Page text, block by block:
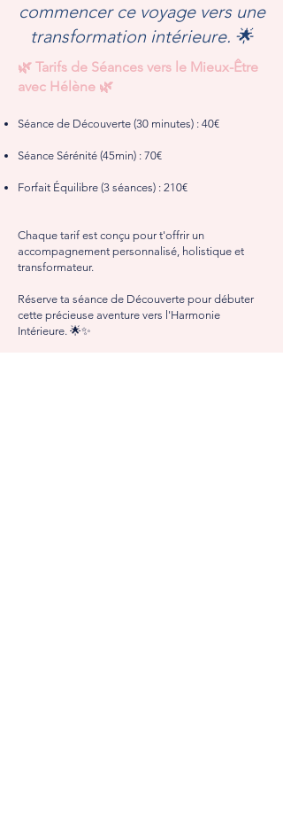
commencer ce voyage vers une
transformation intérieure. 🌟
🌿 Tarifs de Séances vers le Mieux-Être
avec Hélène 🌿
Séance de Découverte (30 minutes) : 40€
Séance Sérénité (45min) : 70€
Forfait Équilibre (3 séances) : 210€
Chaque tarif est conçu pour t'offrir un
accompagnement personnalisé, holistique et
transformateur.
Réserve ta séance de Découverte pour débuter
cette précieuse aventure vers l'Harmonie
Intérieure. 🌟✨